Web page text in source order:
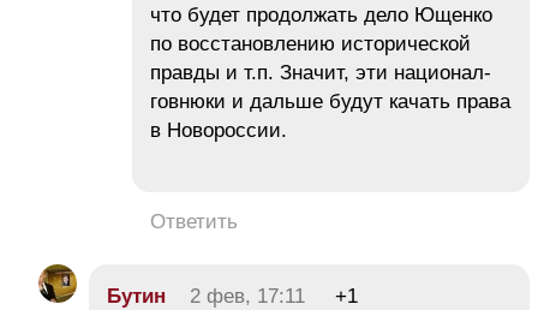
что будет продолжать дело Ющенко
по восстановлению исторической
правды и т.п. Значит, эти национал-
говнюки и дальше будут качать права
в Новороссии.
Ответить
Бутин 2 фев, 17:11
+1